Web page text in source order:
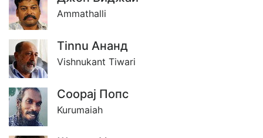
Ammathalli
Tinnu Ананд
Vishnukant Tiwari
Соораj Попс
Kurumaiah